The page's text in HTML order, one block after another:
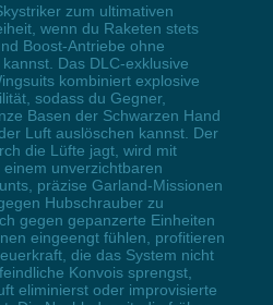
zum ultimativen
wenn du Raketen stets
Boost-Antriebe ohne
Das DLC-exklusive
kombiniert explosive
sodass du Gegner,
Basen der Schwarzen Hand
Luft auslöschen kannst. Der
die Lüfte jagt, wird mit
unverzichtbaren
präzise Garland-Missionen
Hubschrauber zu
gegen gepanzerte Einheiten
eingeengt fühlen, profitieren
die das System nicht
Konvois sprengst,
eliminierst oder improvisierte